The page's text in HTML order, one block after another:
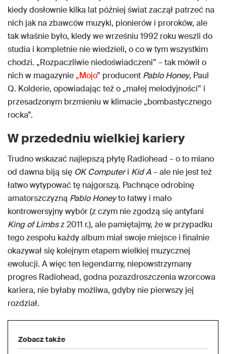
kiedy dosłownie kilka lat później świat zaczął patrzeć na
nich jak na zbawców muzyki, pionierów i proroków, ale
tak właśnie było, kiedy we wrześniu 1992 roku weszli do
studia i kompletnie nie wiedzieli, o co w tym wszystkim
chodzi. „Rozpaczliwie niedoświadczeni” – tak mówił o
nich w magazynie „Mojo” producent Pablo Honey, Paul
Q. Kolderie, opowiadając też o „małej melodyjności” i
przesadzonym brzmieniu w klimacie „bombastycznego
rocka”.
W przededniu wielkiej kariery
Trudno wskazać najlepszą płytę Radiohead – o to miano
od dawna biją się OK Computeri Kid A– ale nie jest też
łatwo wytypować tę najgorszą. Pachnące odrobinę
amatorszczyzną Pablo Honeyto łatwy i mało
kontrowersyjny wybór (z czym nie zgodzą się antyfani
King of Limbsz 2011 r.), ale pamiętajmy, że w przypadku
tego zespołu każdy album miał swoje miejsce i finalnie
okazywał się kolejnym etapem wielkiej muzycznej
ewolucji. A więc ten legendarny, niepowstrzymany
progres Radiohead, godna pozazdroszczenia wzorcowa
kariera, nie byłaby możliwa, gdyby nie pierwszy jej
rozdział.
Zobacz także